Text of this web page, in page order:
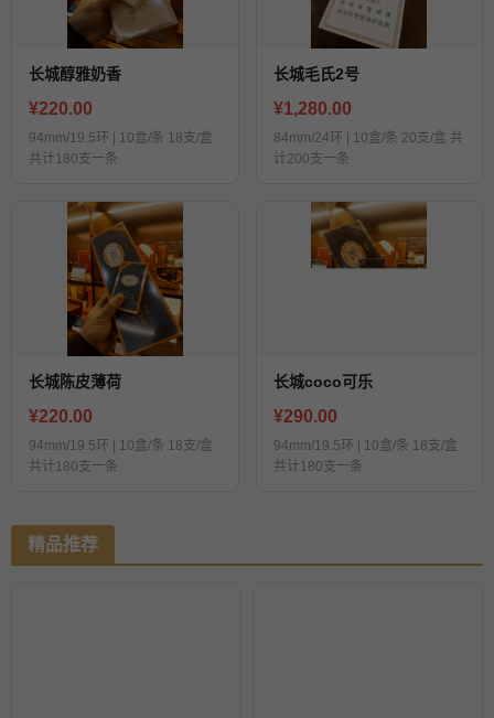
长城醇雅奶香
¥220.00
94mm/19.5环 | 10盒/条 18支/盒
共计180支一条
长城毛氏2号
¥1,280.00
84mm/24环 | 10盒/条 20支/盒 共
计200支一条
长城陈皮薄荷
¥220.00
94mm/19.5环 | 10盒/条 18支/盒
共计180支一条
长城coco可乐
¥290.00
94mm/19.5环 | 10盒/条 18支/盒
共计180支一条
精品推荐